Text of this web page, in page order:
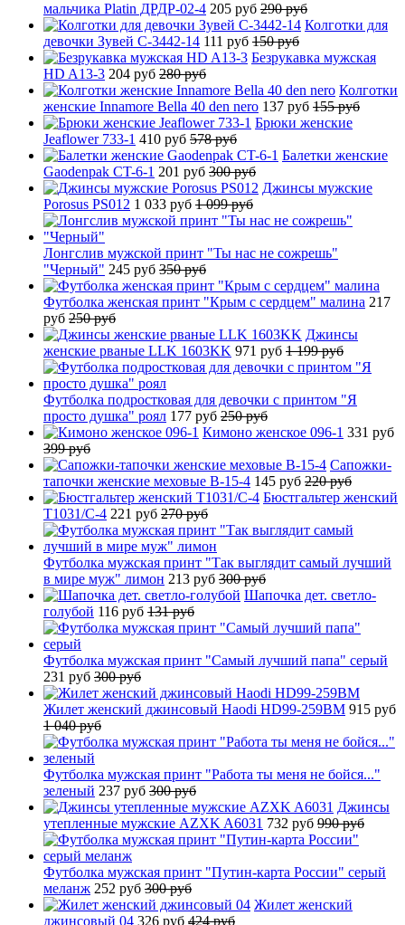
мальчика Platin ДРДР-02-4 205 руб 290 руб
Колготки для
девочки Зувей C-3442-14 111 руб 150 руб
Безрукавка мужская
HD A13-3 204 руб 280 руб
Колготки
женские Innamore Bella 40 den nero 137 руб 155 руб
Брюки женские
Jeaflower 733-1 410 руб 578 руб
Балетки женские
Gaodenpak CT-6-1 201 руб 300 руб
Джинсы мужские
Porosus PS012 1 033 руб 1 099 руб
Лонгслив мужской принт "Ты нас не сожрешь"
"Черный" 245 руб 350 руб
Футболка женская принт "Крым с сердцем" малина 217
руб 250 руб
Джинсы
женские рваные LLK 1603KK 971 руб 1 199 руб
Футболка подростковая для девочки с принтом "Я
просто душка" роял 177 руб 250 руб
Кимоно женское 096-1 331 руб
399 руб
Сапожки-
тапочки женские меховые B-15-4 145 руб 220 руб
Бюстгальтер женский
T1031/C-4 221 руб 270 руб
Футболка мужская принт "Так выглядит самый лучший
в мире муж" лимон 213 руб 300 руб
Шапочка дет. светло-
голубой 116 руб 131 руб
Футболка мужская принт "Самый лучший папа" серый
231 руб 300 руб
Жилет женский джинсовый Haodi HD99-259BM 915 руб
1 040 руб
Футболка мужская принт "Работа ты меня не бойся..."
зеленый 237 руб 300 руб
Джинсы
утепленные мужские AZXK A6031 732 руб 990 руб
Футболка мужская принт "Путин-карта России" серый
меланж 252 руб 300 руб
Жилет женский
джинсовый 04 326 руб 424 руб